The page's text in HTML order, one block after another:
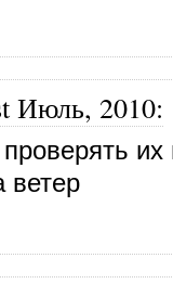
Июль, 2010:
их
ветер